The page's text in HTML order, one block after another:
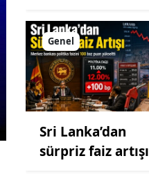
Genel
Sri Lanka’dan
sürpriz faiz artışı